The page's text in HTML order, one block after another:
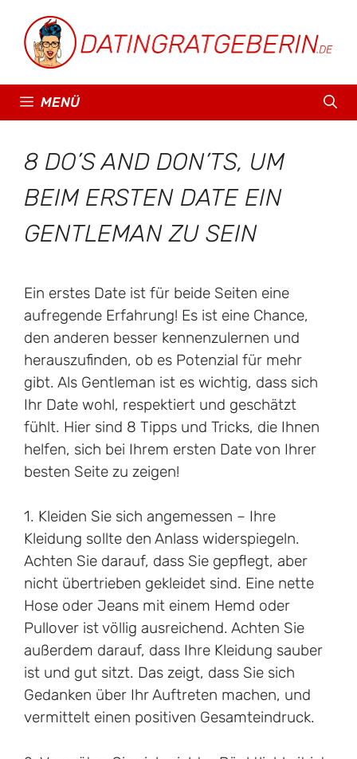
Inhalt
springen
MENÜ
8 DO’S AND DON’TS, UM
BEIM ERSTEN DATE EIN
GENTLEMAN ZU SEIN
Ein erstes Date ist für beide Seiten eine
aufregende Erfahrung! Es ist eine Chance,
den anderen besser kennenzulernen und
herauszufinden, ob es Potenzial für mehr
gibt. Als Gentleman ist es wichtig, dass sich
Ihr Date wohl, respektiert und geschätzt
fühlt. Hier sind 8 Tipps und Tricks, die Ihnen
helfen, sich bei Ihrem ersten Date von Ihrer
besten Seite zu zeigen!
1. Kleiden Sie sich angemessen – Ihre
Kleidung sollte den Anlass widerspiegeln.
Achten Sie darauf, dass Sie gepflegt, aber
nicht übertrieben gekleidet sind. Eine nette
Hose oder Jeans mit einem Hemd oder
Pullover ist völlig ausreichend. Achten Sie
außerdem darauf, dass Ihre Kleidung sauber
ist und gut sitzt. Das zeigt, dass Sie sich
Gedanken über Ihr Auftreten machen, und
vermittelt einen positiven Gesamteindruck.